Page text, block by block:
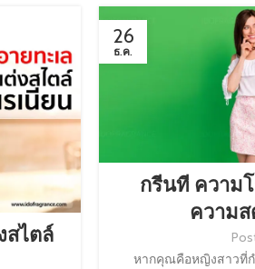
สไตล์
26
ธ.ค.
กรีนที ความ
ความ
หากคุณคือหญิงสาวที่ก